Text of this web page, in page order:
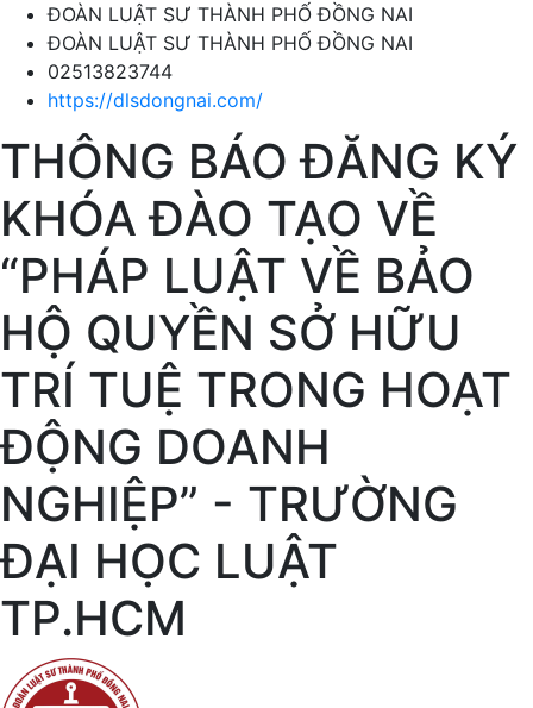
ĐOÀN LUẬT SƯ THÀNH PHỐ ĐỒNG NAI
ĐOÀN LUẬT SƯ THÀNH PHỐ ĐỒNG NAI
02513823744
https://dlsdongnai.com/
THÔNG BÁO ĐĂNG KÝ
KHÓA ĐÀO TẠO VỀ
“PHÁP LUẬT VỀ BẢO
HỘ QUYỀN SỞ HỮU
TRÍ TUỆ TRONG HOẠT
ĐỘNG DOANH
NGHIỆP” - TRƯỜNG
ĐẠI HỌC LUẬT
TP.HCM